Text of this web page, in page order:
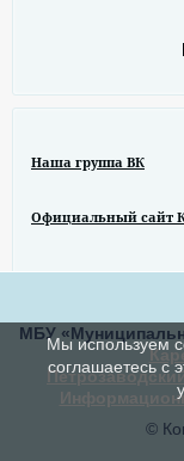
Наша группа ВК
Официальный сайт
МБУ
©
Мы используем
соглашаетесь с